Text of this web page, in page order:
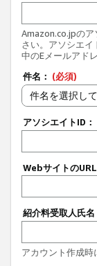
Amazon.co.jpの
さい。アソシエ
中のEメールアド
件名： (必須)
件名を選択し
アソシエイトID：
WebサイトのURL
紹介料受取人氏名
アカウント作成時